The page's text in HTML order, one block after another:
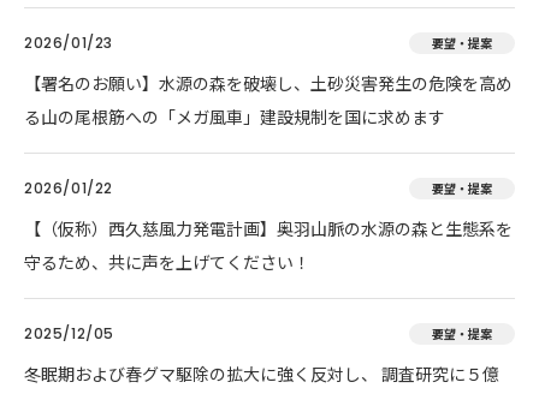
2026/01/23 要望・提案
【署名のお願い】水源の森を破壊し、土砂災害発生の危険を高め
る山の尾根筋への「メガ風車」建設規制を国に求めます
2026/01/22 要望・提案
【（仮称）西久慈風力発電計画】奥羽山脈の水源の森と生態系を
守るため、共に声を上げてください！
2025/12/05 要望・提案
冬眠期および春グマ駆除の拡大に強く反対し、 調査研究に５億